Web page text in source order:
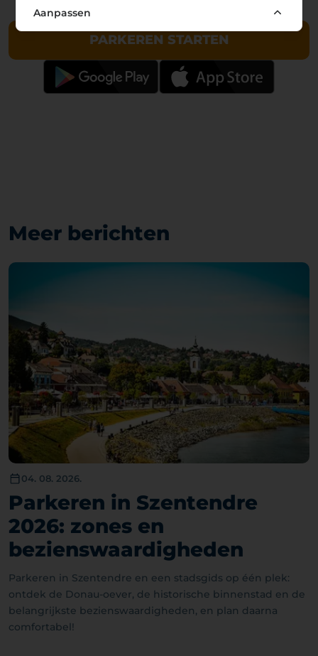
PARKEREN STARTEN
Meer berichten
04. 08. 2026.
Parkeren in Szentendre
2026: zones en
bezienswaardigheden
Parkeren in Szentendre en een stadsgids op één plek:
ontdek de Donau-oever, de historische binnenstad en de
belangrijkste bezienswaardigheden, en plan daarna
comfortabel!
Aanpassen